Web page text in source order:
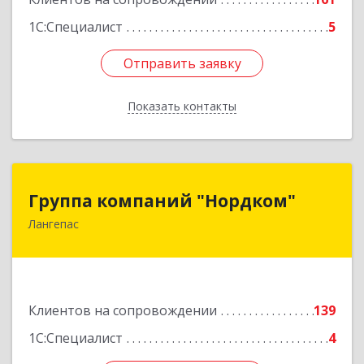
1С:Специалист
5
Отправить заявку
Показать контакты
Подробнее
Отправить заявку
Назад
Группа компаний "Нордком"
Лангепас
Клиентов на сопровождении
139
1С:Специалист
4
Группа компаний "Нордком"
628672, Тюменская обл, Лангепас г., Солнечная